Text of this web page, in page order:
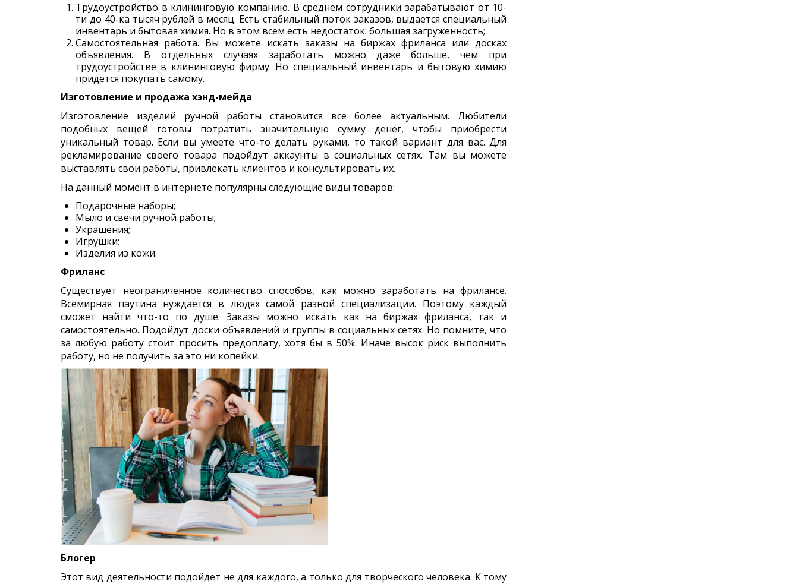
Трудоустройство в клининговую компанию. В среднем сотрудники зарабатывают от 10-
ти до 40-ка тысяч рублей в месяц. Есть стабильный поток заказов, выдается специальный
инвентарь и бытовая химия. Но в этом всем есть недостаток: большая загруженность;
Самостоятельная работа. Вы можете искать заказы на биржах фриланса или досках
объявления. В отдельных случаях заработать можно даже больше, чем при
трудоустройстве в клининговую фирму. Но специальный инвентарь и бытовую химию
придется покупать самому.
Изготовление и продажа хэнд-мейда
Изготовление изделий ручной работы становится все более актуальным. Любители
подобных вещей готовы потратить значительную сумму денег, чтобы приобрести
уникальный товар. Если вы умеете что-то делать руками, то такой вариант для вас. Для
рекламирование своего товара подойдут аккаунты в социальных сетях. Там вы можете
выставлять свои работы, привлекать клиентов и консультировать их.
На данный момент в интернете популярны следующие виды товаров:
Подарочные наборы;
Мыло и свечи ручной работы;
Украшения;
Игрушки;
Изделия из кожи.
Фриланс
Существует неограниченное количество способов, как можно заработать на фрилансе.
Всемирная паутина нуждается в людях самой разной специализации. Поэтому каждый
сможет найти что-то по душе. Заказы можно искать как на биржах фриланса, так и
самостоятельно. Подойдут доски объявлений и группы в социальных сетях. Но помните, что
за любую работу стоит просить предоплату, хотя бы в 50%. Иначе высок риск выполнить
работу, но не получить за это ни копейки.
Блогер
Этот вид деятельности подойдет не для каждого, а только для творческого человека. К тому